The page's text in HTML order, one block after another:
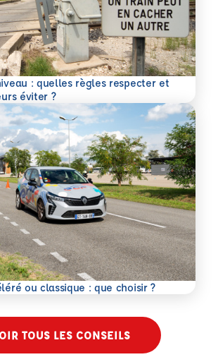
: quelles règles respecter et
éviter ?
ou classique : que choisir ?
TOUS LES CONSEILS